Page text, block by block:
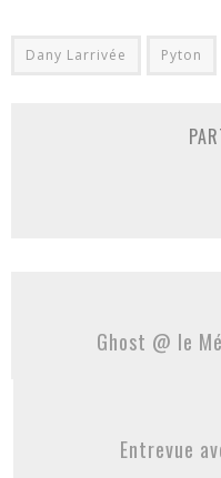
Dany Larrivée Pyton
Ghost @ le
Entrevue